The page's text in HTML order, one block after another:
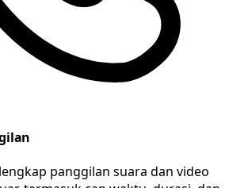
panggilan suara dan video